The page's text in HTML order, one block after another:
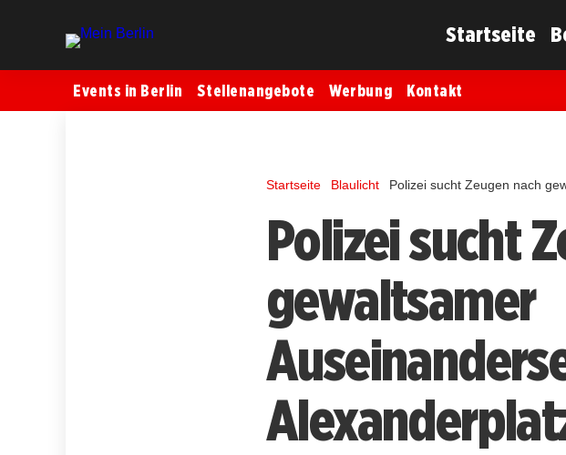
Startseite
Events in Berlin Stellenangebote Werbung Kontakt
Startseite Blaulicht Polizei sucht Zeugen nach
Polizei sucht
gewaltsamer